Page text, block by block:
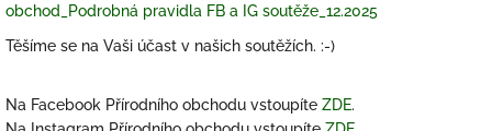
obchod_Podrobná pravidla FB a IG soutěže_12.2025
Těšíme se na Vaši účast v našich soutěžích. :-)
Na Facebook Přírodního obchodu vstoupíte ZDE.